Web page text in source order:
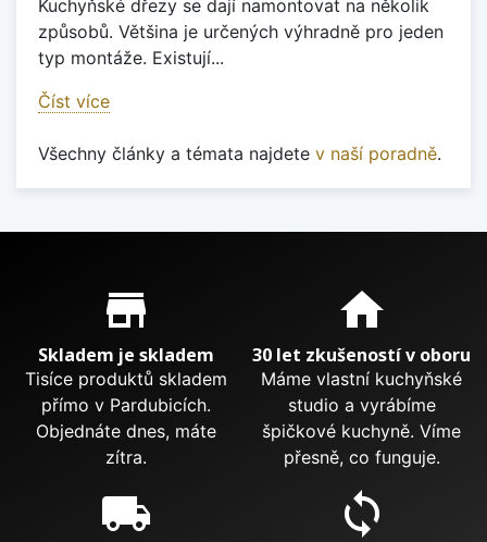
Kuchyňské dřezy se dají namontovat na několik
způsobů. Většina je určených výhradně pro jeden
typ montáže. Existují...
Číst více
Všechny články a témata najdete v naší poradně.
Proč nakupovat u nás?
store_mall_directory
Skladem je skladem
Tisíce produktů skladem
přímo v Pardubicích.
Objednáte dnes, máte
zítra.
home
30 let zkušeností v oboru
Máme vlastní kuchyňské
studio a vyrábíme
špičkové kuchyně. Víme
přesně, co funguje.
local_shipping sync